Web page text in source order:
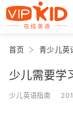
首页 青少儿英
少儿需要学
少儿英语指南